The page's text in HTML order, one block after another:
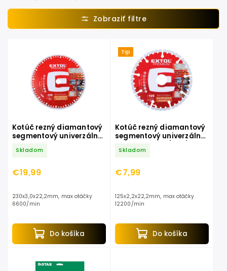
Najlacnejšie
Najdrahšie
Kotúč rezný diamantový
segmentový univerzálny
kameň/kov/drevo EXTOL
Skladom
€19,99
Do košíka
230x3,0x22,2mm, max otáčky
Tip
Kotúč rezný diamantový
segmentový univerzálny
EXTOL PREMIUM
Skladom
€7,99
Do košíka
125x2,2x22,2mm, max otáčky